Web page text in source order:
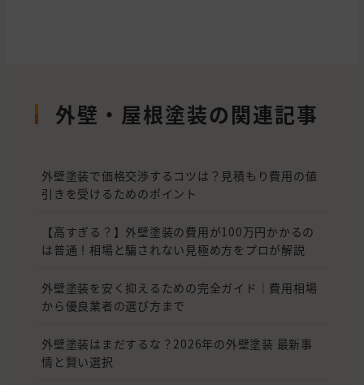
外壁・屋根塗装の関連記事
外壁塗装で価格交渉するコツは？見積もり費用の値
引きを受けるためのポイント
【高すぎる？】外壁塗装の費用が100万円かかるの
は普通！相場と騙されない見極め方をプロが解説
外壁塗装を安く抑えるための完全ガイド｜費用相場
から優良業者の選び方まで
外壁塗装はまだするな？2026年の外壁塗装 最新事
情と賢い選択